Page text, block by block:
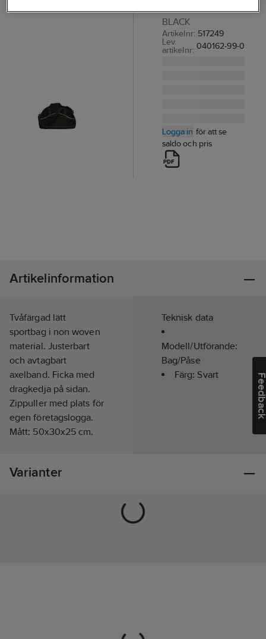
BLACK
Artikelnr: 517249
Lev.
artikelnr: 040162-99-0
Logga in för att se
saldo och pris
Artikelinformation
Tvåfärgad lätt
sportbag i non woven
material. Justerbart
och avtagbart
axelband. Ficka med
dragkedja på sidan.
Zippuller med plats för
egen företagslogga.
Mått: 50x30x25 cm.
polyester.Tvättråd:
Teknisk data
Modell/Utförande:
Bag/Påse
Färg:Svart
Varianter